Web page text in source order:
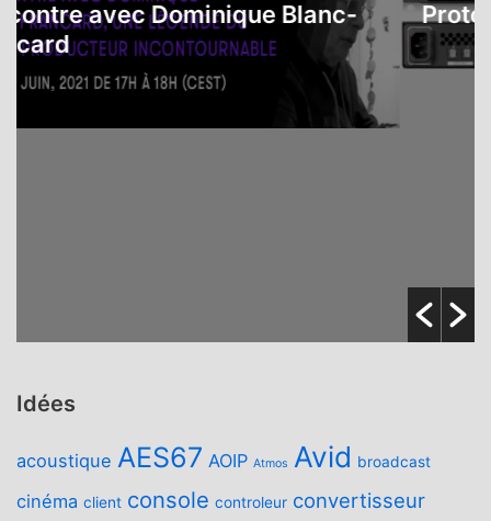
avec Dominique Blanc-
Protools
Idées
acoustique AES67 AOIP Atmos Avid broadcast
cinéma client console controleur convertisseur